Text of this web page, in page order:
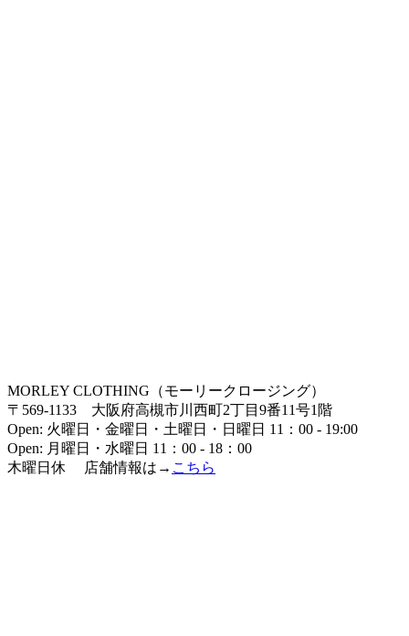
MORLEY CLOTHING（モーリークロージング）
〒569-1133 大阪府高槻市川西町2丁目9番11号1階
Open: 火曜日・金曜日・土曜日・日曜日 11：00 - 19:00
Open: 月曜日・水曜日 11：00 - 18：00
木曜日休 店舗情報は→ こちら